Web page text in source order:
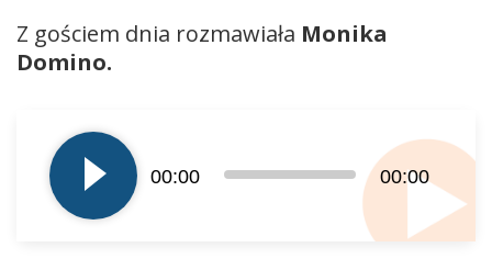
Z gościem dnia rozmawiała Monika
Domino.
plików
dźwiękowych
00:00 00:00